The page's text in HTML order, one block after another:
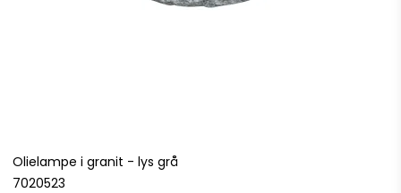
Olielampe i granit - lys grå
7020523